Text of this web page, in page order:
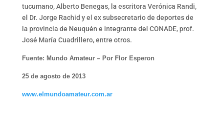
tucumano, Alberto Benegas, la escritora Verónica Randi,
el Dr. Jorge Rachid y el ex subsecretario de deportes de
la provincia de Neuquén e integrante del CONADE, prof.
José María Cuadrillero, entre otros.
Fuente: Mundo Amateur – Por Flor Esperon
25 de agosto de 2013
www.elmundoamateur.com.ar